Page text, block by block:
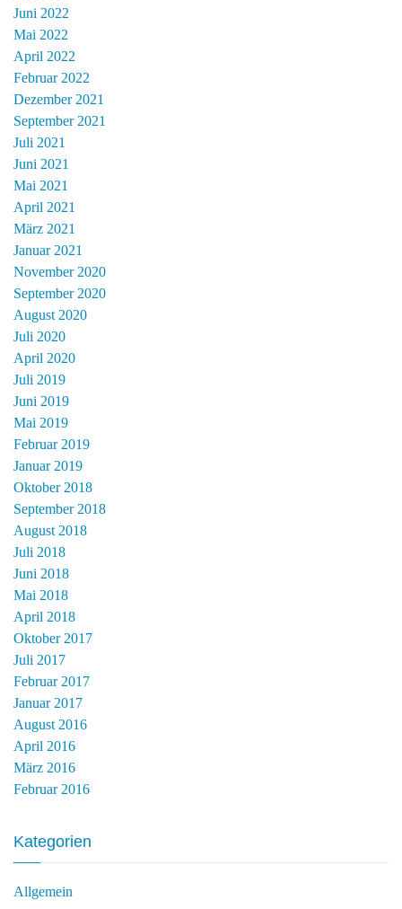
Juni 2022
Mai 2022
April 2022
Februar 2022
Dezember 2021
September 2021
Juli 2021
Juni 2021
Mai 2021
April 2021
März 2021
Januar 2021
November 2020
September 2020
August 2020
Juli 2020
April 2020
Juli 2019
Juni 2019
Mai 2019
Februar 2019
Januar 2019
Oktober 2018
September 2018
August 2018
Juli 2018
Juni 2018
Mai 2018
April 2018
Oktober 2017
Juli 2017
Februar 2017
Januar 2017
August 2016
April 2016
März 2016
Februar 2016
Kategorien
Allgemein